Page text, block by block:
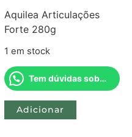
Aquilea Articulações
Forte 280g
1 em stock
Tem dúvidas sobre este produto?
Adicionar